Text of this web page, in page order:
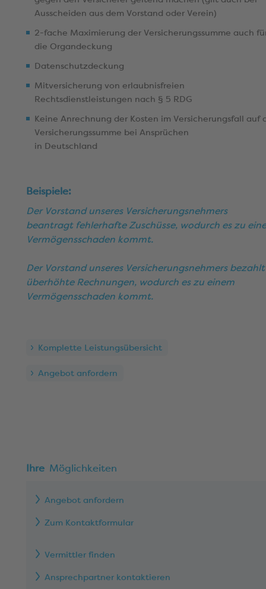
Ausscheiden aus dem Vorstand oder Verein)
2-fache Maximierung der Versicherungssumme auch
die Organdeckung
Datenschutzdeckung
Mitversicherung von erlaubnisfreien
Rechtsdienstleistungen nach § 5 RDG
Keine Anrechnung der Kosten im Versicherungsfall auf
Versicherungssumme bei Ansprüchen
in Deutschland
Beispiele:
Der Vorstand unseres Versicherungsnehmers
beantragt fehlerhafte Zuschüsse, wodurch es zu
Vermögensschaden kommt.
Der Vorstand unseres Versicherungsnehmers bezahlt
überhöhte Rechnungen, wodurch es zu einem
Vermögensschaden kommt.
Komplette Leistungsübersicht
Angebot anfordern
Ihre Möglichkeiten
Angebot anfordern
Zum Kontaktformular
Vermittler finden
Ansprechpartner kontaktieren